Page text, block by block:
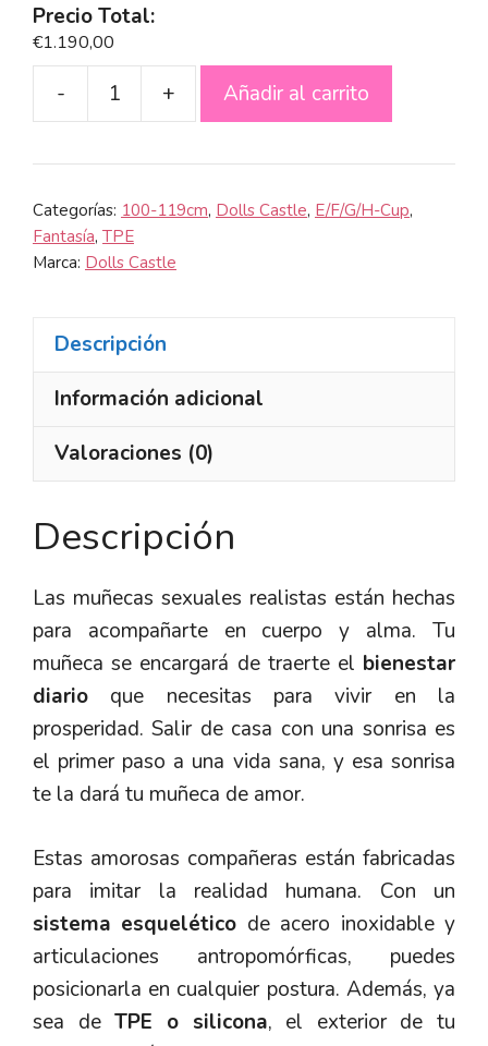
Precio Total:
€1.190,00
-
Geraldine
110cm,
Dolls
cantidad
+ Añadir al carrito
Categorías: 100-119cm, Dolls Castle, E/F/G/H-Cup,
Fantasía, TPE
Marca: Dolls Castle
Descripción
Información adicional
Valoraciones (0)
Descripción
Las muñecas sexuales realistas están hechas
para acompañarte en cuerpo y alma. Tu
muñeca se encargará de traerte el bienestar
diario que necesitas para vivir en la
prosperidad. Salir de casa con una sonrisa es
el primer paso a una vida sana, y esa sonrisa
te la dará tu muñeca de amor.
Estas amorosas compañeras están fabricadas
para imitar la realidad humana. Con un
sistema esquelético de acero inoxidable y
articulaciones antropomórficas, puedes
posicionarla en cualquier postura. Además, ya
sea deTPE o silicona, el exterior de tu